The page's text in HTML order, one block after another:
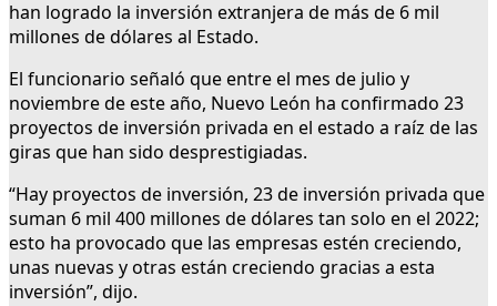
han logrado la inversión extranjera de más de 6 mil
millones de dólares al Estado.
El funcionario señaló que entre el mes de julio y
noviembre de este año, Nuevo León ha confirmado 23
proyectos de inversión privada en el estado a raíz de las
giras que han sido desprestigiadas.
“Hay proyectos de inversión, 23 de inversión privada que
suman 6 mil 400 millones de dólares tan solo en el 2022;
esto ha provocado que las empresas estén creciendo,
unas nuevas y otras están creciendo gracias a esta
inversión”, dijo.